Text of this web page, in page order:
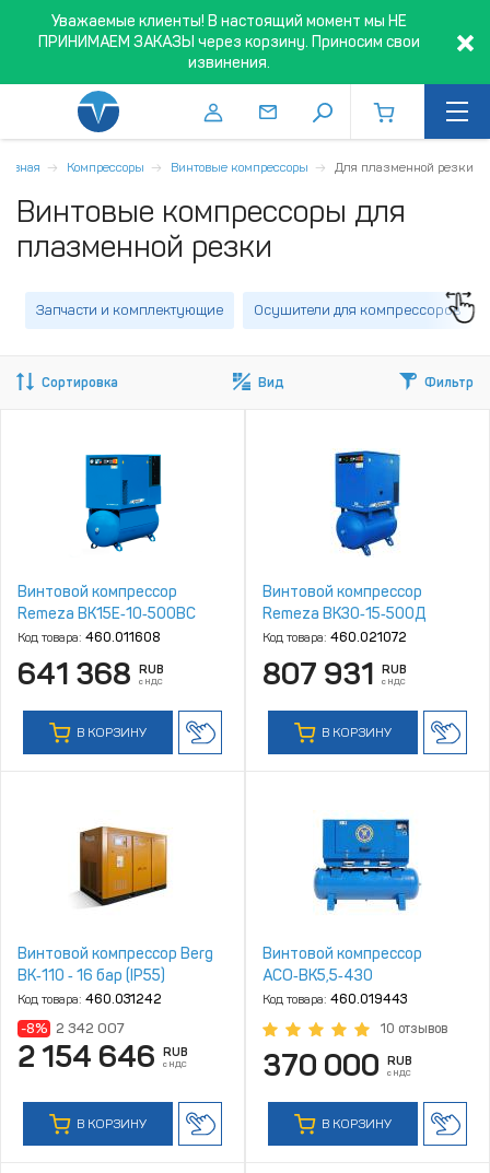
Уважаемые клиенты! В настоящий момент мы НЕ
ПРИНИМАЕМ ЗАКАЗЫ через корзину. Приносим свои
извинения.
Компрессоры Винтовые компрессоры Для плазменной резки
Винтовые компрессоры для
плазменной резки
Запчасти и комплектующие Осушители для компрессоров
Сортировка Вид Фильтр
Винтовой компрессор
Remeza ВК15Е‑10‑500ВС
Код товара: 460.011608
641 368 RUB
с НДС
В КОРЗИНУ
Винтовой компрессор
Remeza ВК30‑15‑500Д
Код товара: 460.021072
807 931 RUB
с НДС
В КОРЗИНУ
Винтовой компрессор Berg
ВК‑110 ‑ 16 бар (IP55)
Код товара: 460.031242
-8% 2 342 007
2 154 646 RUB
с НДС
В КОРЗИНУ
Винтовой компрессор
АСО‑ВК5,5‑430
Код товара: 460.019443
10 отзывов
370 000 RUB
с НДС
В КОРЗИНУ